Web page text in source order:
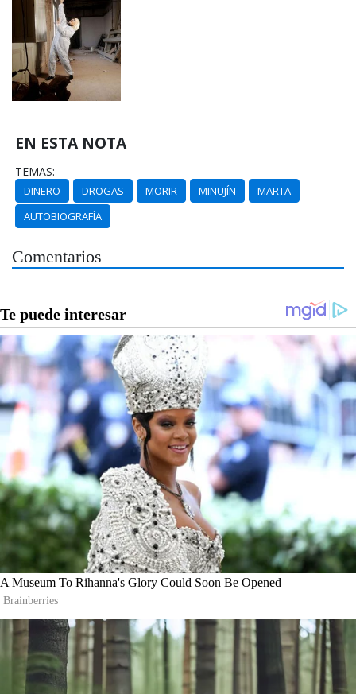
EN ESTA NOTA
TEMAS:
DINERO DROGAS MORIR MINUJÍN
MARTA
AUTOBIOGRAFÍA
Comentarios